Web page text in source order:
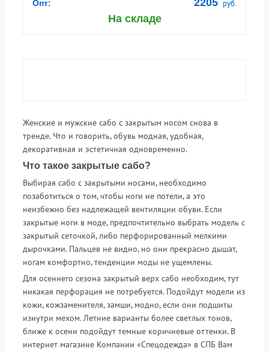
Опт: 2205 руб.
На складе
Женские и мужские сабо с закрытым носом снова в
тренде. Что и говорить, обувь модная, удобная,
декоративная и эстетичная одновременно.
Что такое закрытые сабо?
Выбирая сабо с закрытыми носами, необходимо
позаботиться о том, чтобы ноги не потели, а это
неизбежно без надлежащей вентиляции обуви. Если
закрытые ноги в моде, предпочтительно выбрать модель с
закрытый сеточкой, либо перфорированный мелкими
дырочками. Пальцев не видно, но они прекрасно дышат,
ногам комфортно, тенденции моды не ущемлены.
Для осеннего сезона закрытый верх сабо необходим, тут
никакая перфорация не потребуется. Подойдут модели из
кожи, кожзаменителя, замши, модно, если они подшиты
изнутри мехом. Летние варианты более светлых тонов,
ближе к осени подойдут темные коричневые оттенки. В
интернет магазине Компании «Спецодежда» в СПБ Вам